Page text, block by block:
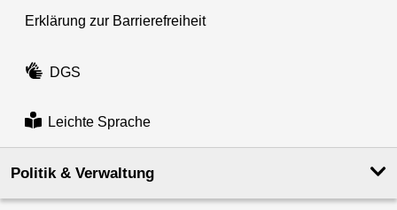
Erklärung zur Barrierefreiheit
DGS
Leichte Sprache
Politik & Verwaltung